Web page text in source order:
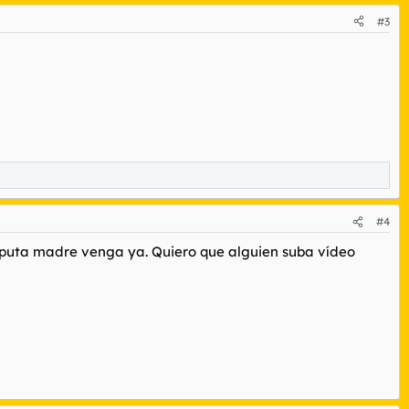
#3
#4
madre venga ya. Quiero que alguien suba vídeo